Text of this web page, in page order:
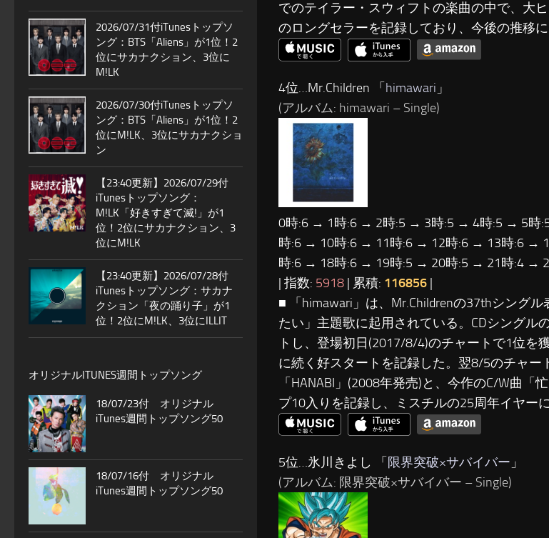
でのテイラー・スウィフトの楽曲の中で、大
のロングセラーを記録しており、今後の推移
4位…Mr.Children 「himawari 」
(アルバム: himawari – Single)
0時:6 → 1時:6 → 2時:5 → 3時:5 → 4時:5 → 5時
時:6 → 10時:6 → 11時:6 → 12時:6 → 13時:6 →
時:6 → 18時:6 → 19時:5 → 20時:5 → 21時:4 →
| 指数: 5918 | 累積: 116856 |
■ 「himawari」は、Mr.Childrenの37thシング
たい」主題歌に起用されている。CDシングル
トし、登場初日(2017/8/4)のチャートで1位を
に続く好スタートを記録した。翌8/5のチャー
「HANABI」(2008年発売)と、今作のC/W曲「
プ10入りを記録し、ミスチルの25周年イヤー
5位…氷川きよし 「 限界突破×サバイバー 」
(アルバム: 限界突破×サバイバー – Single)
2026/07/31付iTunesトップソ
ング：BTS「Aliens」が1位！2
位にサカナクション、3位に
M!LK
2026/07/30付iTunesトップソ
ング：BTS「Aliens」が1位！2
位にM!LK、3位にサカナクショ
ン
【23:40更新】2026/07/29付
iTunesトップソング：
M!LK「好きすぎて滅!」が1
位！2位にサカナクション、3
位にM!LK
【23:40更新】2026/07/28付
iTunesトップソング：サカナ
クション「夜の踊り子」が1
位！2位にM!LK、3位にILLIT
オリジナルITUNES週間トップソング
18/07/23付 オリジナル
iTunes週間トップソング50
18/07/16付 オリジナル
iTunes週間トップソング50